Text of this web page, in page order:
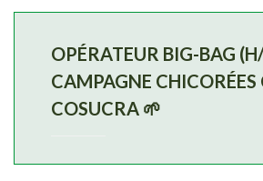
OPÉRATEUR BIG-BAG
CAMPAGNE CHICORÉES
COSUCRA 🌱